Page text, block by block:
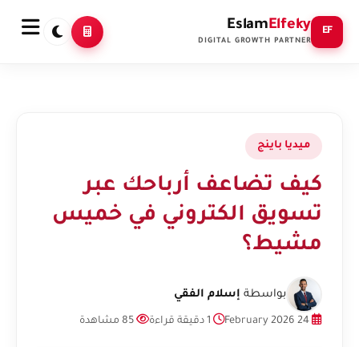
EF
EslamElfeky
DIGITAL GROWTH PARTNER
ميديا باينج
كيف تضاعف أرباحك عبر
تسويق الكتروني في خميس
مشيط؟
بواسطة إسلام الفقي